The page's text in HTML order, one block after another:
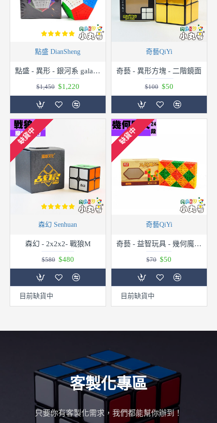
點盛 DianSheng
點盛 - 異形 - 銀河系 galaxy - 磁力五階五魔 Diansheng Gigaminx M
$1,220
$1,450
奇藝QiYi
奇藝 - 異形方塊 - 二階鏡面
$50
$100
缺貨中
森幻 Senhuan
森幻 - 2x2x2- 戰狼M
$480
$580
目前缺貨中
缺貨中
奇藝QiYi
奇藝 - 益智玩具 - 幾何魔尺 24段
$50
$70
目前缺貨中
客製化專區
只要你有客製化需求，我們都能幫你辦到！